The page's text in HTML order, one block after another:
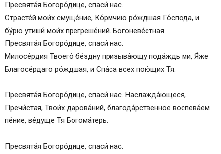
Пресвята́я Богоро́дице, спаси́ нас.
Страсте́й мои́х смуще́ние, Ко́рмчию ро́ждшая Го́спода, и
бу́рю утиши́ мои́х прегреше́ний, Богоневе́стная.
Пресвята́я Богоро́дице, спаси́ нас.
Милосе́рдия Твоего́ бе́здну призыва́ющу пода́ждь ми, Я́же
Благосе́рдаго ро́ждшая, и Спа́са всех пою́щих Тя.
Пресвята́я Богоро́дице, спаси́ нас. Наслажда́ющеся,
Пречи́стая, Твои́х дарова́ний, благода́рственное воспева́ем
пе́ние, ве́дуще Тя Богома́терь.
Пресвята́я Богоро́дице, спаси́ нас.